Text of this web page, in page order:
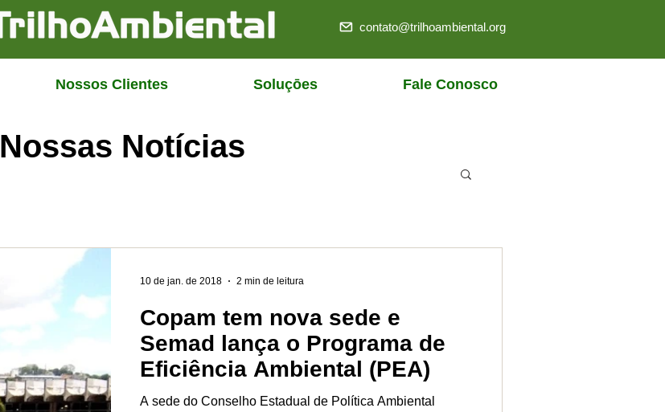
contato@trilhoambiental.org
Nossos Clientes Soluçōes Fale Conosco
Nossas Notícias
Copam tem nova sede e
Semad lança o Programa de
Eficiência Ambiental (PEA)
A sede do Conselho Estadual de Política Ambiental
10 de jan. de 2018 2 min de leitura